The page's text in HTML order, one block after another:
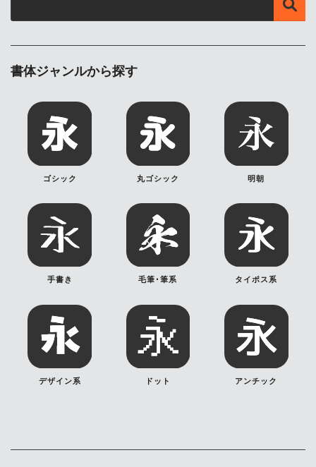
書体ジャンルから探す
ゴシック 丸ゴシック 明朝
手書き 毛筆･筆系 タイポス系
デザイン系 ドット アンチック